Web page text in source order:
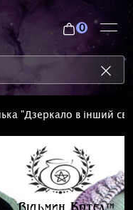
0
"Дзеркало в інший